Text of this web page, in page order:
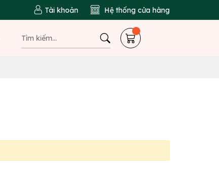
Tài khoản Hệ thống cửa hàng